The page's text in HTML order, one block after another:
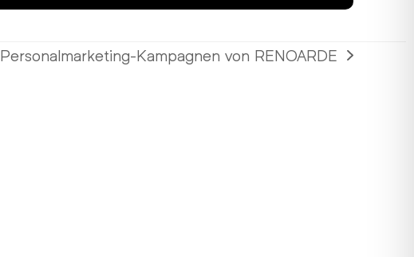
Nächster
Personalmarketing-Kampagnen von RENOARDE